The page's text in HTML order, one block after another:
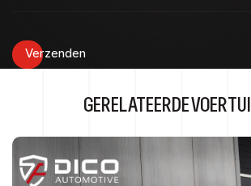
Verzenden
GERELATEERDE